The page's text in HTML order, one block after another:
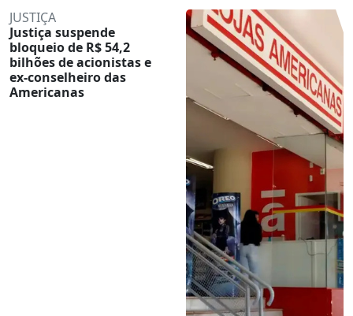
JUSTIÇA
Justiça suspende
bloqueio de R$ 54,2
bilhões de acionistas e
ex-conselheiro das
Americanas